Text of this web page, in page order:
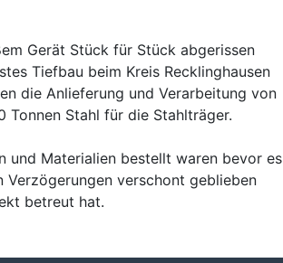
Gerät Stück für Stück abgerissen
Tiefbau beim Kreis Recklinghausen
die Anlieferung und Verarbeitung von
Stahl für die Stahlträger.
und Materialien bestellt waren bevor es
verschont geblieben
betreut hat.